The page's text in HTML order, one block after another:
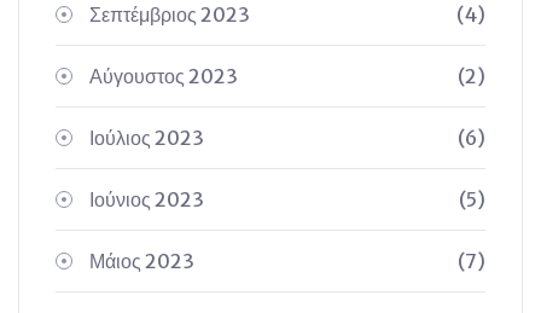
Σεπτέμβριος 2023 (4)
Αύγουστος 2023 (2)
Ιούλιος 2023 (6)
Ιούνιος 2023 (5)
Μάιος 2023 (7)